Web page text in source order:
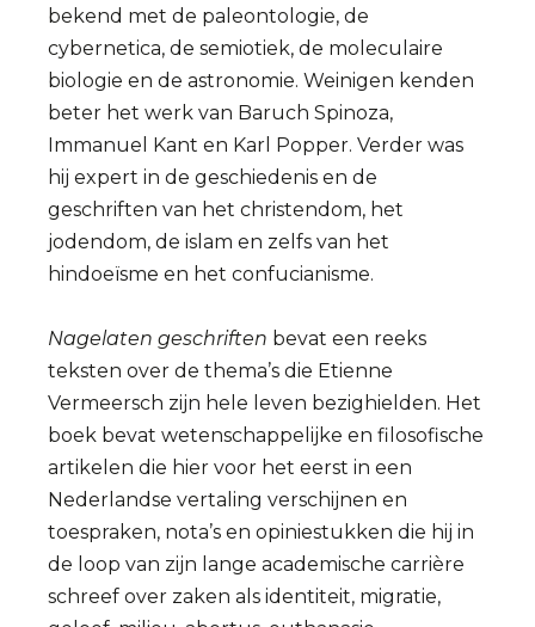
bekend met de paleontologie, de
cybernetica, de semiotiek, de moleculaire
biologie en de astronomie. Weinigen kenden
beter het werk van Baruch Spinoza,
Immanuel Kant en Karl Popper. Verder was
hij expert in de geschiedenis en de
geschriften van het christendom, het
jodendom, de islam en zelfs van het
hindoeïsme en het confucianisme.
Nagelaten geschriften bevat een reeks
teksten over de thema’s die Etienne
Vermeersch zijn hele leven bezighielden. Het
boek bevat wetenschappelijke en filosofische
artikelen die hier voor het eerst in een
Nederlandse vertaling verschijnen en
toespraken, nota’s en opiniestukken die hij in
de loop van zijn lange academische carrière
schreef over zaken als identiteit, migratie,